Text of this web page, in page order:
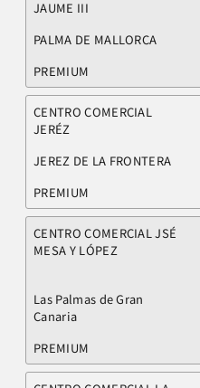
JAUME III
PALMA DE MALLORCA
PREMIUM
CENTRO COMERCIAL
JERÉZ
JEREZ DE LA FRONTERA
PREMIUM
CENTRO COMERCIAL JSÉ
MESA Y LÓPEZ
Las Palmas de Gran
Canaria
PREMIUM